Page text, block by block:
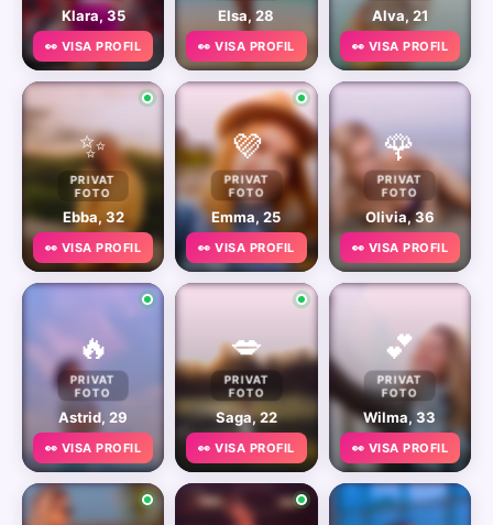
Klara, 35
👀 VISA PROFIL
Elsa, 28
👀 VISA PROFIL
Alva, 21
👀 VISA PROFIL
✨
PRIVAT
FOTO
Ebba, 32
👀 VISA PROFIL
💜
PRIVAT
FOTO
Emma, 25
👀 VISA PROFIL
🌹
PRIVAT
FOTO
Olivia, 36
👀 VISA PROFIL
🔥
PRIVAT
FOTO
Astrid, 29
👀 VISA PROFIL
💋
PRIVAT
FOTO
Saga, 22
👀 VISA PROFIL
💕
PRIVAT
FOTO
Wilma, 33
👀 VISA PROFIL